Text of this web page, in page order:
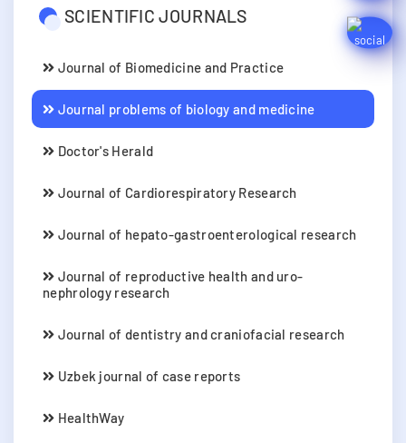
SCIENTIFIC JOURNALS
Journal of Biomedicine and Practice
Journal problems of biology and medicine
Doctor's Herald
Journal of Cardiorespiratory Research
Journal of hepato-gastroenterological research
Journal of reproductive health and uro-
nephrology research
Journal of dentistry and craniofacial research
Uzbek journal of case reports
HealthWay